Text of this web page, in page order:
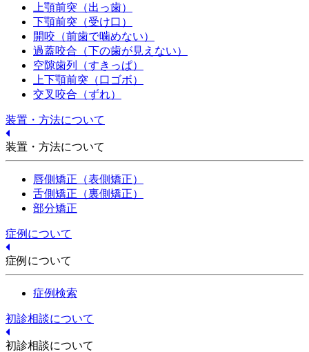
上顎前突（出っ歯）
下顎前突（受け口）
開咬（前歯で噛めない）
過蓋咬合（下の歯が見えない）
空隙歯列（すきっぱ）
上下顎前突（口ゴボ）
交叉咬合（ずれ）
装置・方法について
装置・方法について
唇側矯正（表側矯正）
舌側矯正（裏側矯正）
部分矯正
症例について
症例について
症例検索
初診相談について
初診相談について